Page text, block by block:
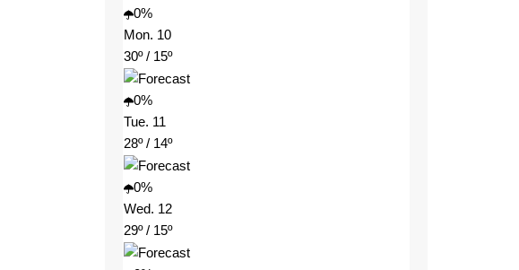
0%
Mon. 10
30º / 15º
0%
Tue. 11
28º / 14º
0%
Wed. 12
29º / 15º